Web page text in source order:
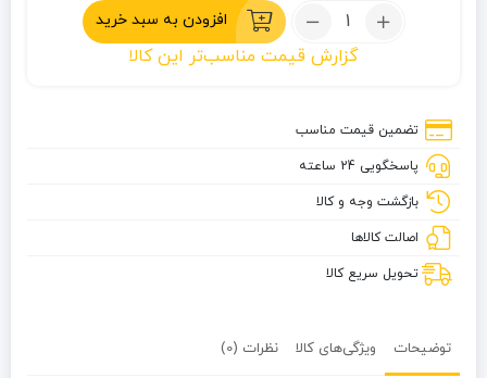
تعداد:
زنانه
افزودن به سبد خرید
گزارش قیمت مناسب‌تر این کالا
تضمین قیمت مناسب
پاسخگویی 24 ساعته
بازگشت وجه و کالا
اصالت کالاها
تحویل سریع کالا
توضیحات ویژگی‌های کالا نظرات (0)